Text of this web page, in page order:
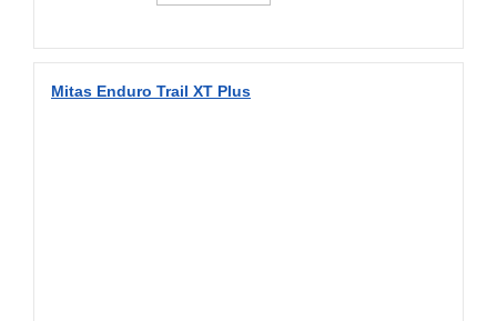
Mitas Enduro Trail XT Plus